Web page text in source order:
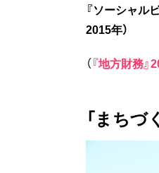
『ソーシャル
2015年）
（『地方財務
「まち